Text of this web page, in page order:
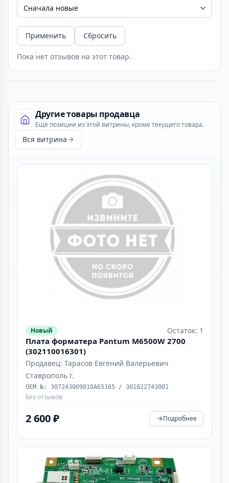
Применить Сбросить
Пока нет отзывов на этот товар.
Другие товары продавца
Ещё позиции из этой витрины, кроме текущего товара.
Вся витрина
Новый Остаток: 1
Плата форматера Pantum M6500W 2700
(302110016301)
Продавец: Тарасов Евгений Валерьевич
Ставрополь г.
OEM №: 307243009010А65165 / 301022743001
Без отзывов
2 600 ₽ Подробнее